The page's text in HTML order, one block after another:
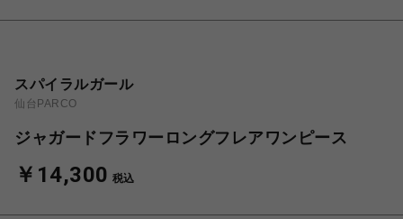
スパイラルガール
仙台PARCO
ジャガードフラワーロングフレアワンピース
￥14,300 税込